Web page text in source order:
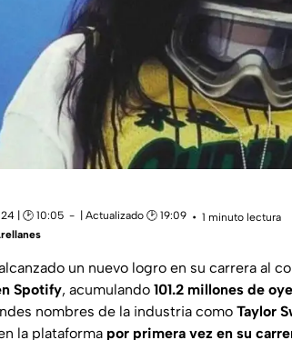
| 🕑 10:05 | Actualizado 🕑 19:09
1 minuto lectura
un nuevo logro en su carrera al
Spotify, acumulando 101.2 millones de
nombres de la industria como Taylor
la plataforma por primera vez en su